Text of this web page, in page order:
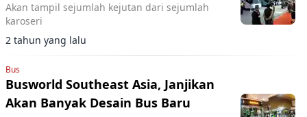
Akan tampil sejumlah kejutan dari sejumlah
karoseri
2 tahun yang lalu
Bus
Busworld Southeast Asia, Janjikan
Akan Banyak Desain Bus Baru